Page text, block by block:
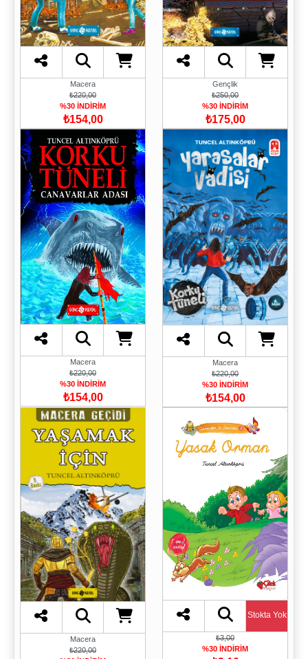
Macera
₺220,00
%30 İNDİRİM
₺154,00
Gençlik
₺250,00
%30 İNDİRİM
₺175,00
Macera
₺220,00
%30 İNDİRİM
₺154,00
Macera
₺220,00
%30 İNDİRİM
₺154,00
Macera
₺220,00
Stokta Yok
₺3,00
%30 İNDİRİM